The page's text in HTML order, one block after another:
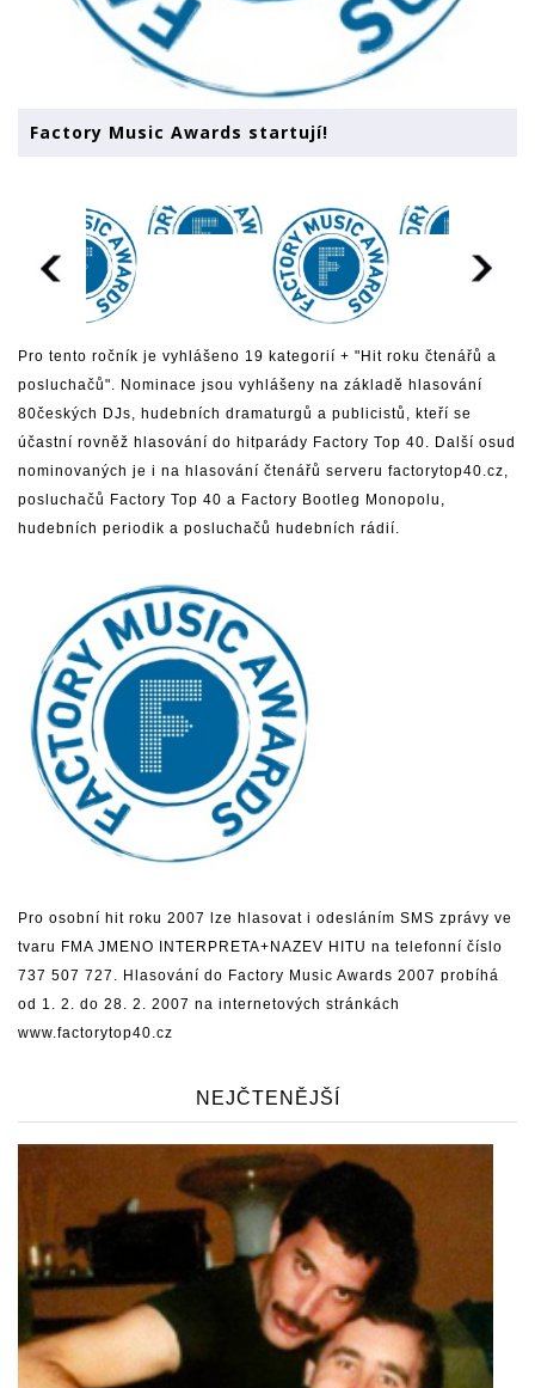
Factory Music Awards startují!
Pro tento ročník je vyhlášeno 19 kategorií + "Hit roku čtenářů a
posluchačů". Nominace jsou vyhlášeny na základě hlasování
80českých DJs, hudebních dramaturgů a publicistů, kteří se
účastní rovněž hlasování do hitparády Factory Top 40. Další osud
nominovaných je i na hlasování čtenářů serveru factorytop40.cz,
posluchačů Factory Top 40 a Factory Bootleg Monopolu,
hudebních periodik a posluchačů hudebních rádií.
Pro osobní hit roku 2007 lze hlasovat i odesláním SMS zprávy ve
tvaru FMA JMENO INTERPRETA+NAZEV HITU na telefonní číslo
737 507 727. Hlasování do Factory Music Awards 2007 probíhá
od 1. 2. do 28. 2. 2007 na internetových stránkách
www.factorytop40.cz
NEJČTENĚJŠÍ